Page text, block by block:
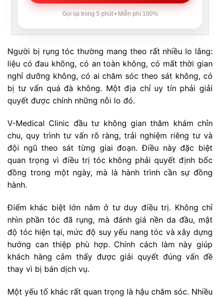
Gọi lại trong 5 phút • Miễn phí 100%
Người bị rụng tóc thường mang theo rất nhiều lo lắng:
liệu có đau không, có an toàn không, có mất thời gian
nghỉ dưỡng không, có ai chăm sóc theo sát không, có
bị tư vấn quá đà không. Một địa chỉ uy tín phải giải
quyết được chính những nỗi lo đó.
V-Medical Clinic đầu tư không gian thăm khám chỉn
chu, quy trình tư vấn rõ ràng, trải nghiệm riêng tư và
đội ngũ theo sát từng giai đoạn. Điều này đặc biệt
quan trọng vì điều trị tóc không phải quyết định bốc
đồng trong một ngày, mà là hành trình cần sự đồng
hành.
Điểm khác biệt lớn nằm ở tư duy điều trị. Không chỉ
nhìn phần tóc đã rụng, mà đánh giá nền da đầu, mật
độ tóc hiện tại, mức độ suy yếu nang tóc và xây dựng
hướng can thiệp phù hợp. Chính cách làm này giúp
khách hàng cảm thấy được giải quyết đúng vấn đề
thay vì bị bán dịch vụ.
Một yếu tố khác rất quan trọng là hậu chăm sóc. Nhiều